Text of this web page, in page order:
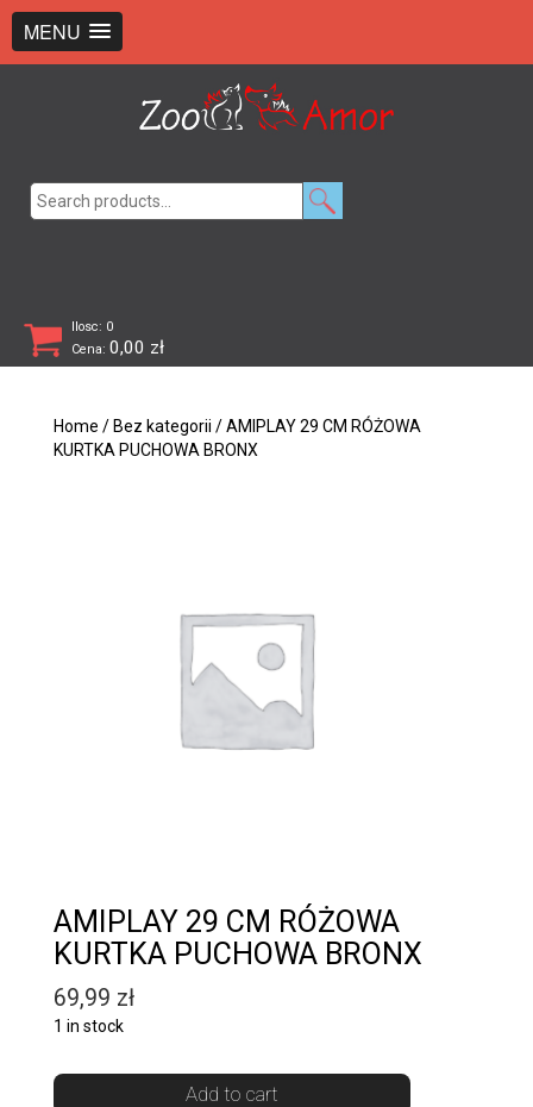
MENU
Ilosc: 0
Cena: 0,00 zł
Home / Bez kategorii / AMIPLAY 29 CM RÓŻOWA
KURTKA PUCHOWA BRONX
AMIPLAY 29 CM RÓŻOWA
KURTKA PUCHOWA BRONX
69,99 zł
1 in stock
Add to cart